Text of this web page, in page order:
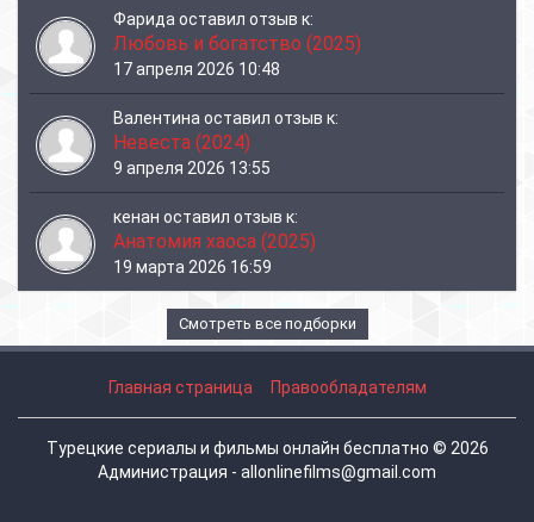
Фарида оставил отзыв к:
Любовь и богатство (2025)
17 апреля 2026 10:48
Валентина оставил отзыв к:
Невеста (2024)
9 апреля 2026 13:55
кенан оставил отзыв к:
Анатомия хаоса (2025)
19 марта 2026 16:59
Смотреть все подборки
Главная страница Правообладателям
Турецкие сериалы и фильмы онлайн бесплатно © 2026
Администрация - allonlinefilms@gmail.com